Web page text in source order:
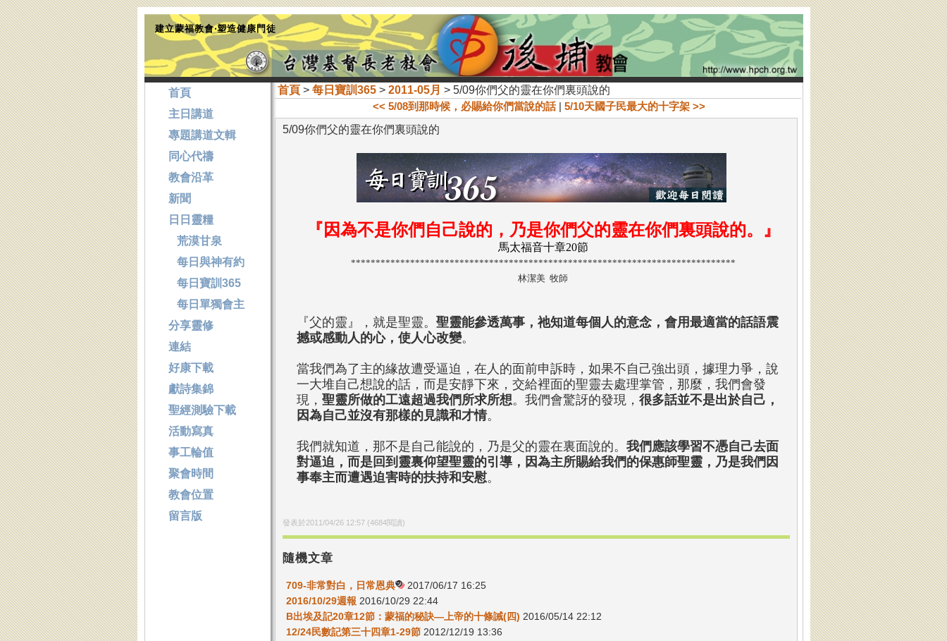
建立蒙福教會‧塑造健康門徒
首頁> 每日寶訓365> 2011-05月 > 5/09你們父的靈在你們裏頭說的
<< 5/08到那時候，必賜給你們當說的話 | 5/10天國子民最大的十字架 >>
5/09你們父的靈在你們裏頭說的
『因為不是你們自己說的，乃是你們父的靈在你們裏頭說的。 』
馬太福音十章20節
******************************************************************************
林潔美 牧師
『父的靈』，就是聖靈。 聖靈能參透萬事，祂知道每個人的意念，會用最適當的話語震
撼或感動人的心，使人心改變。
當我們為了主的緣故遭受逼迫，在人的面前申訴時，如果不自己強出頭，據理力爭，說
一大堆自己想說的話，而是安靜下來，交給裡面的聖靈去處理掌管，那麼，我們會發
現， 聖靈所做的工遠超過我們所求所想。我們會驚訝的發現， 很多話並不是出於自己，
因為自己並沒有那樣的見識和才情。
我們就知道，那不是自己能說的，乃是父的靈在裏面說的。 我們應該學習不憑自己去面
對逼迫，而是回到靈裏仰望聖靈的引導，因為主所賜給我們的保惠師聖靈，乃是我們因
事奉主而遭遇迫害時的扶持和安慰。
發表於2011/04/26 12:57(4684閱讀)
隨機文章
709-非常對白，日常恩典
2017/06/17 16:25
2016/10/29週報 2016/10/29 22:44
B出埃及記20章12節：蒙福的秘訣—上帝的十條誡(四) 2016/05/14 22:12
12/24民數記第三十四章1-29節2012/12/19 13:36
首頁
主日講道
專題講道文輯
同心代禱
教會沿革
新聞
日日靈糧
荒漠甘泉
每日與神有約
每日寶訓365
每日單獨會主
分享靈修
連結
好康下載
獻詩集錦
聖經測驗下載
活動寫真
事工輪值
聚會時間
教會位置
留言版